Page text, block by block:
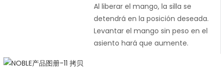
Al liberar el mango, la silla se
detendrá en la posición deseada.
Levantar el mango sin peso en el
asiento hará que aumente.